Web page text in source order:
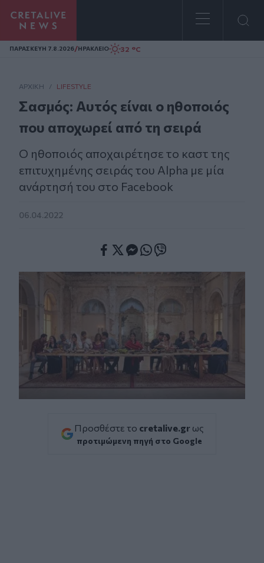
Homepage
ΠΑΡΑΣΚΕΥΗ 7.8.2026/ΗΡΑΚΛΕΙΟ 32 °C
ΑΡΧΙΚΗ / LIFESTYLE
Σασμός: Αυτός είναι ο ηθοποιός
που αποχωρεί από τη σειρά
Ο ηθοποιός αποχαιρέτησε το καστ της
επιτυχημένης σειράς του Alpha με μία
ανάρτησή του στο Facebook
06.04.2022
Προσθέστε το cretalive.gr ως
προτιμώμενη πηγή στο Google